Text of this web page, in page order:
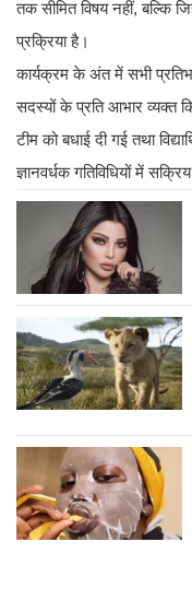
तक सीमित विषय नहीं, बल्कि
प्रक्रिया है।
कार्यक्रम के अंत में सभी
सदस्यों के प्रति आभार व्यक्त
टीम को बधाई दी गई तथा
ज्ञानवर्धक गतिविधियों में